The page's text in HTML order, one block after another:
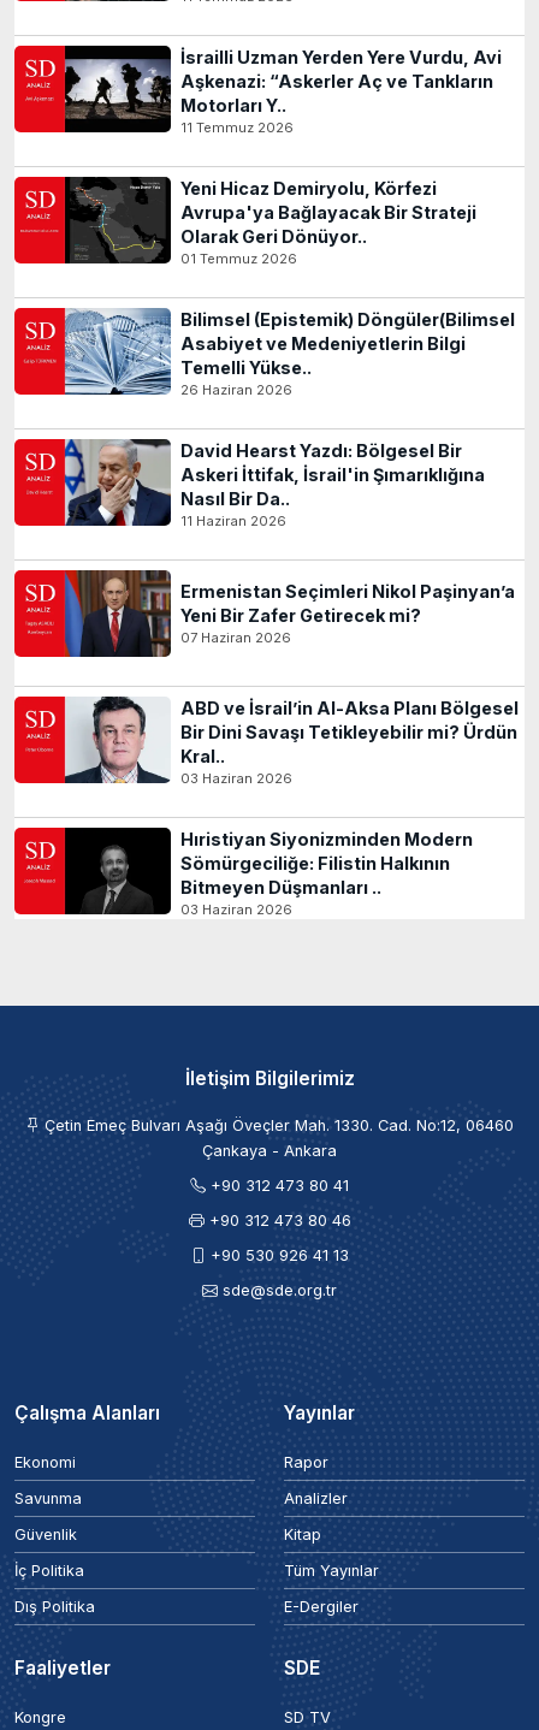
İsrailli Uzman Yerden Yere Vurdu, Avi
Aşkenazi: “Askerler Aç ve Tankların
Motorları Y..
11 Temmuz 2026
Yeni Hicaz Demiryolu, Körfezi
Avrupa'ya Bağlayacak Bir Strateji
Olarak Geri Dönüyor..
01 Temmuz 2026
Bilimsel (Epistemik) Döngüler(Bilimsel
Asabiyet ve Medeniyetlerin Bilgi
Temelli Yükse..
26 Haziran 2026
David Hearst Yazdı: Bölgesel Bir
Askeri İttifak, İsrail'in Şımarıklığına
Nasıl Bir Da..
11 Haziran 2026
Ermenistan Seçimleri Nikol Paşinyan’a
Yeni Bir Zafer Getirecek mi?
07 Haziran 2026
ABD ve İsrail’in Al-Aksa Planı Bölgesel
Bir Dini Savaşı Tetikleyebilir mi? Ürdün
Kral..
03 Haziran 2026
Hıristiyan Siyonizminden Modern
Sömürgeciliğe: Filistin Halkının
Bitmeyen Düşmanları ..
03 Haziran 2026
İletişim Bilgilerimiz
Çetin Emeç Bulvarı Aşağı Öveçler Mah. 1330. Cad. No:12, 06460
Çankaya - Ankara
+90 312 473 80 41
+90 312 473 80 46
+90 530 926 41 13
sde@sde.org.tr
Çalışma Alanları
Ekonomi
Savunma
Güvenlik
İç Politika
Dış Politika
Yayınlar
Rapor
Analizler
Kitap
Tüm Yayınlar
E-Dergiler
Faaliyetler
Kongre
SDE
SD TV